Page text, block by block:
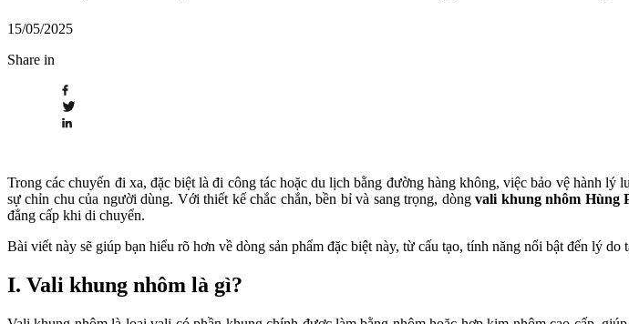
15/05/2025
Share in
Trong các chuyến đi xa, đặc biệt là đi công tác hoặc du lịch bằng đường hàng không, việc bảo vệ hành
sự chỉn chu của người dùng. Với thiết kế chắc chắn, bền bỉ và sang trọng, dòngvali khung nhôm Hùng
đẳng cấp khi di chuyển.
Bài viết này sẽ giúp bạn hiểu rõ hơn về dòng sản phẩm đặc biệt này, từ cấu tạo, tính năng nổi bật đến lý do
I. Vali khung nhôm là gì?